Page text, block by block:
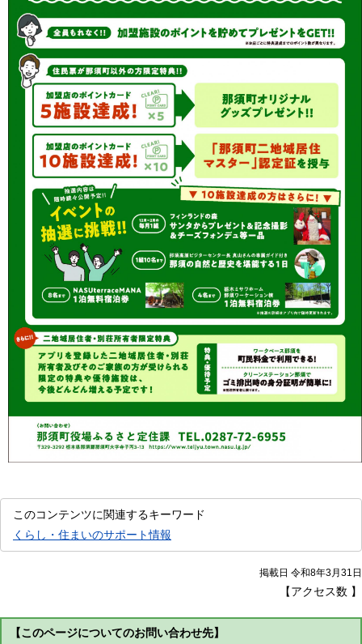
このコンテンツに関連するキーワード
くらし・住まいのサポート情報
掲載日 令和8年3月31日
【アクセス数 】
【このページについてのお問い合わせ先】